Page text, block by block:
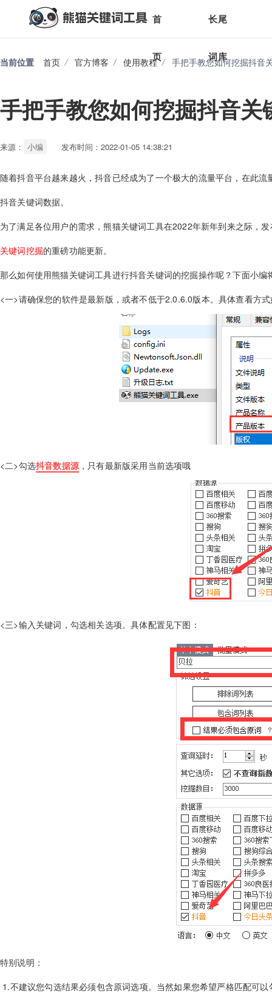
首
页
长尾
词库
当前位置 首页 / 官方博客 / 使用教程 / 手把手教您如何挖掘抖音
手把手教您如何挖掘抖音关
来源： 小编 发布时间：2022-01-05 14:38:21
随着抖音平台越来越火，抖音已经成为了一个极大的流量平台，在此
抖音关键词数据。
为了满足各位用户的需求，熊猫关键词工具在2022年新年到来之际，
关键词挖掘的重磅功能更新。
那么如何使用熊猫关键词工具进行抖音关键词的挖掘操作呢？下面小编
<一>请确保您的软件是最新版，或者不低于2.0.6.0版本。具体查看方
<二>勾选抖音数据源，只有最新版采用当前选项哦
<三>输入关键词，勾选相关选项。具体配置见下图：
特别说明：
1.不建议您勾选结果必须包含原词选项。当然如果您希望严格匹配可